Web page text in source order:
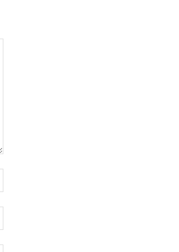
Posta:*